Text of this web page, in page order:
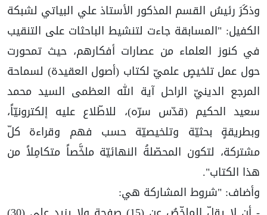
وذكَرَ رئيسُ القسم المذكور الأستاذ علي البياتي لشبكة
الكفيل: "المسابقة جاءت لتنشيط الباحثات على التنقيب
في كنوز العلماء من عصارات أفكارهم، حيث تمحورت
حول عمل تلخيصٍ علميّ لكتاب (أصول العقيدة) لسماحة
المرجع الدينيّ الراحل آية الله العظمى السيد محمد
سعيد الحكيم (قدّس سرّه)، للاطّلاع عليه إلكترونيّاً،
وبطريقةٍ بحثيّة وتلخيصيّة حسب فهم وقراءة كلّ
مشتركة، لتكون المحصّلةُ النهائيّة ملخَّصاً متكامِلاً من
هذا الكتاب".
وأضاف: "شروط المشاركة هي: